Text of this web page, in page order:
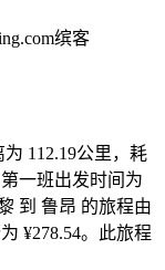
缤客
112.19公里，耗
一班出发时间为
到 鲁昂 的旅程由
¥278.54。此旅程